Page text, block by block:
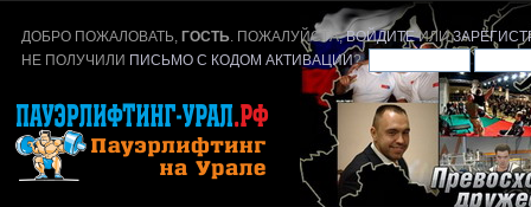
ДОБРО ПОЖАЛОВАТЬ,ГОСТЬ . ПОЖАЛУЙСТА,ВОЙДИТЕИЛИ
НЕ ПОЛУЧИЛИ ПИСЬМО С КОДОМ АКТИВАЦИИ?